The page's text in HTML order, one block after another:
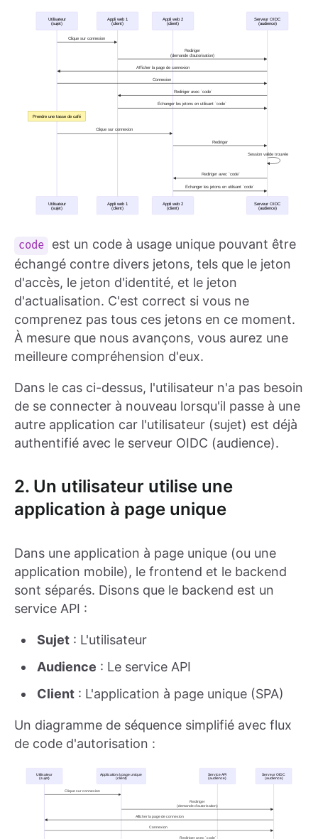
code
est un code à usage unique pouvant être
échangé contre divers jetons, tels que le jeton
d'accès, le jeton d'identité, et le jeton
d'actualisation. C'est correct si vous ne
comprenez pas tous ces jetons en ce moment.
À mesure que nous avançons, vous aurez une
meilleure compréhension d'eux.
Dans le cas ci-dessus, l'utilisateur n'a pas besoin
de se connecter à nouveau lorsqu'il passe à une
autre application car l'utilisateur (sujet) est déjà
authentifié avec le serveur OIDC (audience).
2. Un utilisateur utilise une
application à page unique
Dans une application à page unique (ou une
application mobile), le frontend et le backend
sont séparés. Disons que le backend est un
service API :
Sujet : L'utilisateur
Audience : Le service API
Client : L'application à page unique (SPA)
Un diagramme de séquence simplifié avec flux
de code d'autorisation :